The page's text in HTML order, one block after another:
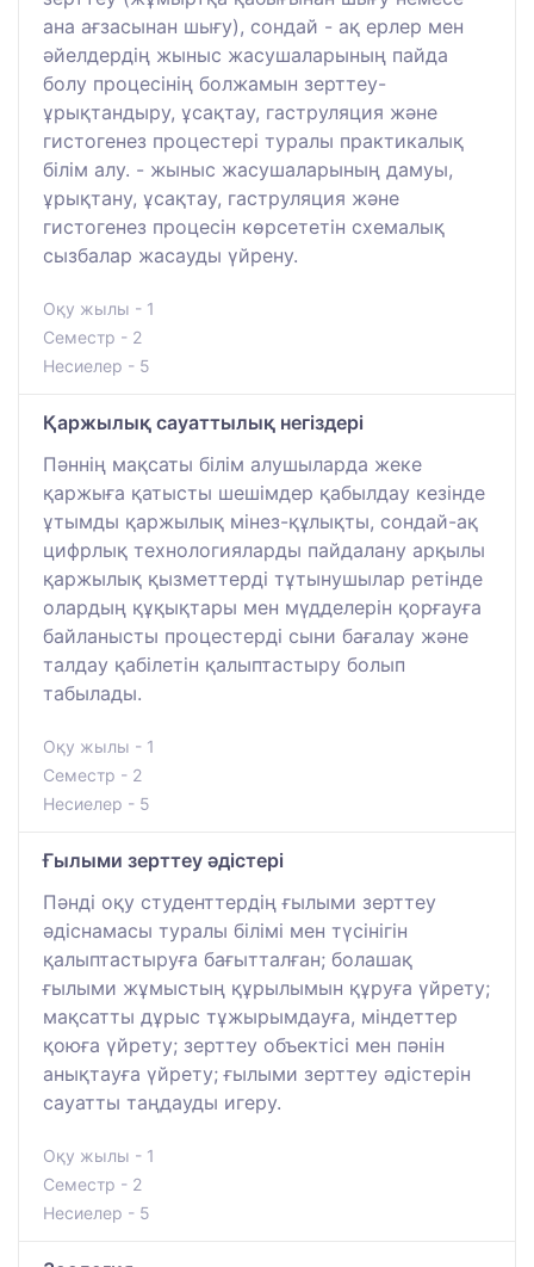
ана ағзасынан шығу), сондай - ақ ерлер мен
әйелдердің жыныс жасушаларының пайда
болу процесінің болжамын зерттеу-
ұрықтандыру, ұсақтау, гаструляция және
гистогенез процестері туралы практикалық
білім алу. - жыныс жасушаларының дамуы,
ұрықтану, ұсақтау, гаструляция және
гистогенез процесін көрсететін схемалық
сызбалар жасауды үйрену.
Оқу жылы - 1
Семестр - 2
Несиелер - 5
Қаржылық сауаттылық негіздері
Пәннің мақсаты білім алушыларда жеке
қаржыға қатысты шешімдер қабылдау кезінде
ұтымды қаржылық мінез-құлықты, сондай-ақ
цифрлық технологияларды пайдалану арқылы
қаржылық қызметтерді тұтынушылар ретінде
олардың құқықтары мен мүдделерін қорғауға
байланысты процестерді сыни бағалау және
талдау қабілетін қалыптастыру болып
табылады.
Оқу жылы - 1
Семестр - 2
Несиелер - 5
Ғылыми зерттеу әдістері
Пәнді оқу студенттердің ғылыми зерттеу
әдіснамасы туралы білімі мен түсінігін
қалыптастыруға бағытталған; болашақ
ғылыми жұмыстың құрылымын құруға үйрету;
мақсатты дұрыс тұжырымдауға, міндеттер
қоюға үйрету; зерттеу объектісі мен пәнін
анықтауға үйрету; ғылыми зерттеу әдістерін
сауатты таңдауды игеру.
Оқу жылы - 1
Семестр - 2
Несиелер - 5